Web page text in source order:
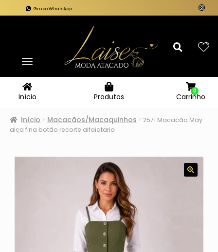
Grupo WhatsApp
Início Produtos Carrinho
0
Início Macacãos/Macaquinhos
2571 Macacão May
alça fina botão recorte alfaiataria